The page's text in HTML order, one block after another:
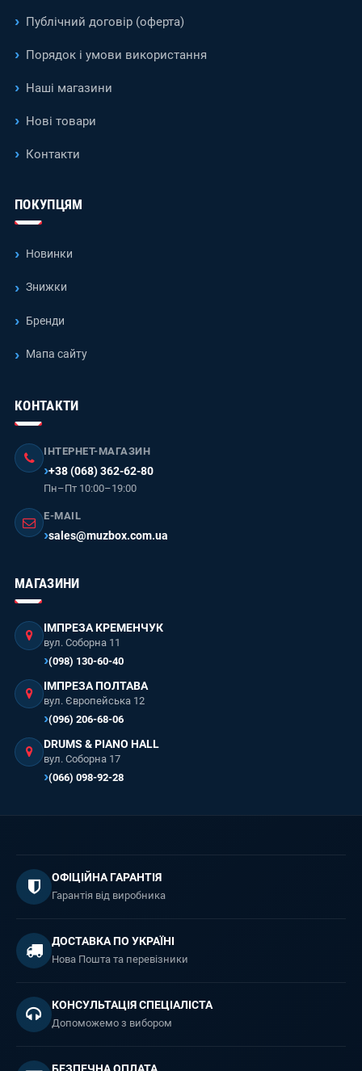
Публічний договір (оферта)
Порядок і умови використання
Наші магазини
Нові товари
Контакти
ПОКУПЦЯМ
Новинки
Знижки
Бренди
Мапа сайту
КОНТАКТИ
ІНТЕРНЕТ-МАГАЗИН
+38 (068) 362-62-80
Пн–Пт 10:00–19:00
E-MAIL
sales@muzbox.com.ua
МАГАЗИНИ
ІМПРЕЗА КРЕМЕНЧУК
вул. Соборна 11
(098) 130-60-40
ІМПРЕЗА ПОЛТАВА
вул. Європейська 12
(096) 206-68-06
DRUMS & PIANO HALL
вул. Соборна 17
(066) 098-92-28
ОФІЦІЙНА ГАРАНТІЯ
Гарантія від виробника
ДОСТАВКА ПО УКРАЇНІ
Нова Пошта та перевізники
КОНСУЛЬТАЦІЯ СПЕЦІАЛІСТА
Допоможемо з вибором